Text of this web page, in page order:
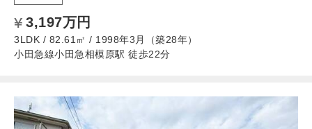
3,197万円
3LDK / 82.61㎡ / 1998年3月（築28年）
小田急線小田急相模原駅 徒歩22分